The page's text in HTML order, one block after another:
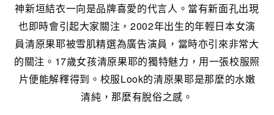
神新垣結衣一向是品牌喜愛的代言人。當有新面孔出現
也即時會引起大家關注，2002年出生的年輕日本女演
員清原果耶被雪肌精選為廣告演員，當時亦引來非常大
的關注。17歲女孩清原果耶的獨特魅力，用一張校服照
片便能解釋得到。校服Look的清原果耶是那麼的水嫩
清純，那麼有脫俗之感。